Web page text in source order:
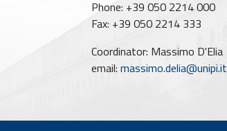
Phone: +39 050 2214 000
Fax: +39 050 2214 333
Coordinator: Massimo D'Elia
email: massimo.delia@unipi.it